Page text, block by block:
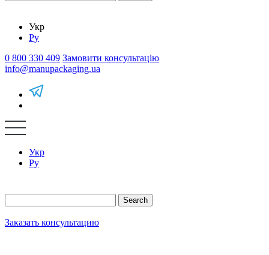
Укр
Ру
0 800 330 409 Замовити консультацію
info@manupackaging.ua
Укр
Ру
Search
Заказать консультацию